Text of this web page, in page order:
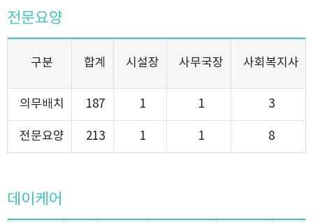
전문요양
구분 합계 시설장 사무국장 사회복지사
의무배치 187 1 1 3
전문요양 213 1 1 8
데이케어